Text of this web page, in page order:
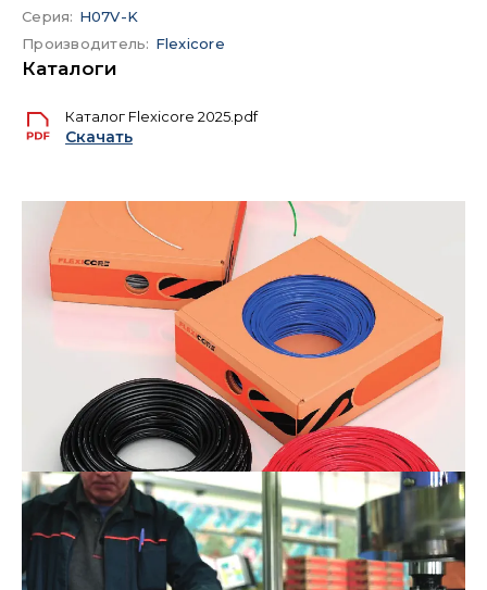
Серия: H07V-K
Производитель: Flexicore
Каталоги
Каталог Flexicore 2025.pdf
Скачать